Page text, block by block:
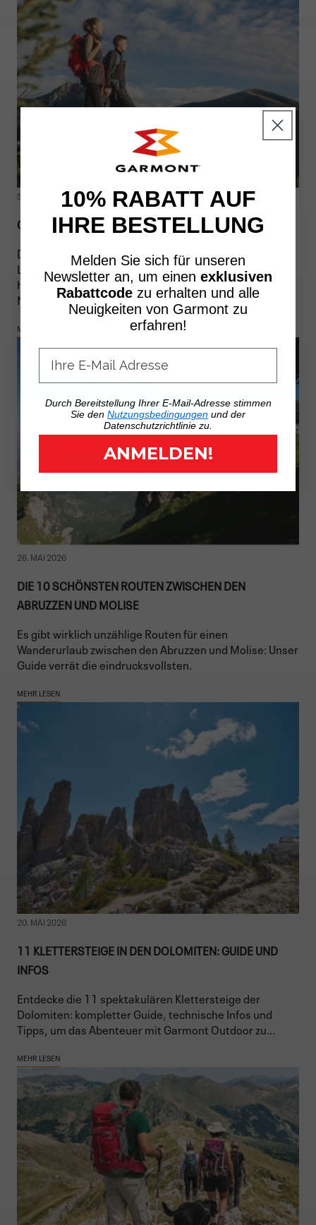
5. JUNI 2026
CAMMINO RETICO: ETAPPEN, ROUTE UND INFOS
Der Cammino Retico ist ein Wanderweg, der alpine
Landschaften, ursprüngliche Dörfer und wertvolle
historische Zeugnisse durchquert. Eine Route, die
Natur,...
MEHR LESEN
26. MAI 2026
DIE 10 SCHÖNSTEN ROUTEN ZWISCHEN DEN
ABRUZZEN UND MOLISE
Es gibt wirklich unzählige Routen für einen
Wanderurlaub zwischen den Abruzzen und Molise: Unser
Guide verrät die eindrucksvollsten.
MEHR LESEN
20. MAI 2026
11 KLETTERSTEIGE IN DEN DOLOMITEN: GUIDE UND
INFOS
Entdecke die 11 spektakulären Klettersteige der
Dolomiten: kompletter Guide, technische Infos und
Tipps, um das Abenteuer mit Garmont Outdoor zu...
MEHR LESEN
10% RABATT AUF
IHRE BESTELLUNG
Melden Sie sich für unseren
Newsletter an, um einen exklusiven
Rabattcode zu erhalten und alle
Neuigkeiten von Garmont zu
erfahren!
Durch Bereitstellung Ihrer E-Mail-Adresse stimmen
Sie den Nutzungsbedingungen und der
Datenschutzrichtlinie zu.
ANMELDEN!